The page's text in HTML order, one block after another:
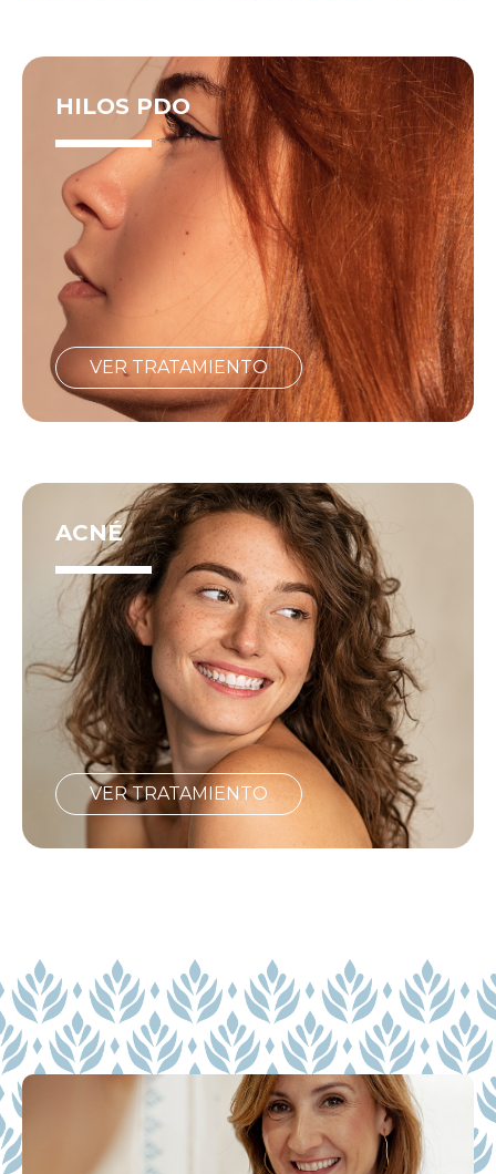
HILOS PDO
VER TRATAMIENTO
ACNÉ
VER TRATAMIENTO